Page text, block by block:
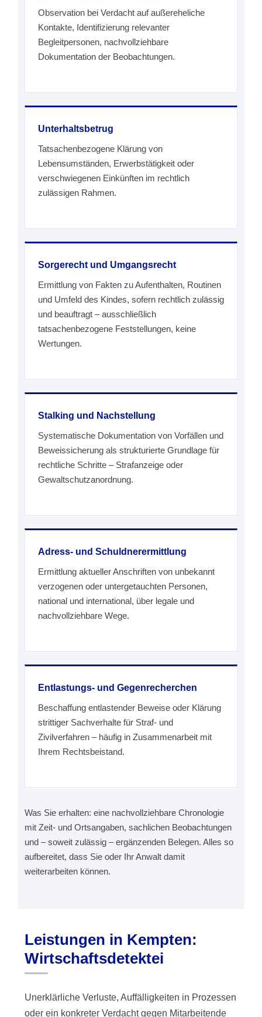
Observation bei Verdacht auf außereheliche
Kontakte, Identifizierung relevanter
Begleitpersonen, nachvollziehbare
Dokumentation der Beobachtungen.
Unterhaltsbetrug
Tatsachenbezogene Klärung von
Lebensumständen, Erwerbstätigkeit oder
verschwiegenen Einkünften im rechtlich
zulässigen Rahmen.
Sorgerecht und Umgangsrecht
Ermittlung von Fakten zu Aufenthalten, Routinen
und Umfeld des Kindes, sofern rechtlich zulässig
und beauftragt – ausschließlich
tatsachenbezogene Feststellungen, keine
Wertungen.
Stalking und Nachstellung
Systematische Dokumentation von Vorfällen und
Beweissicherung als strukturierte Grundlage für
rechtliche Schritte – Strafanzeige oder
Gewaltschutzanordnung.
Adress- und Schuldnerermittlung
Ermittlung aktueller Anschriften von unbekannt
verzogenen oder untergetauchten Personen,
national und international, über legale und
nachvollziehbare Wege.
Entlastungs- und Gegenrecherchen
Beschaffung entlastender Beweise oder Klärung
strittiger Sachverhalte für Straf- und
Zivilverfahren – häufig in Zusammenarbeit mit
Ihrem Rechtsbeistand.
Was Sie erhalten: eine nachvollziehbare Chronologie
mit Zeit- und Ortsangaben, sachlichen Beobachtungen
und – soweit zulässig – ergänzenden Belegen. Alles so
aufbereitet, dass Sie oder Ihr Anwalt damit
weiterarbeiten können.
Leistungen in Kempten:
Wirtschaftsdetektei
Unerklärliche Verluste, Auffälligkeiten in Prozessen
oder ein konkreter Verdacht gegen Mitarbeitende